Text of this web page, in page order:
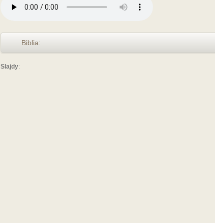
Biblia:
Slajdy: